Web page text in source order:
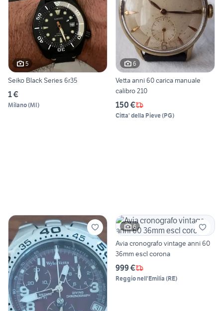
5
Seiko Black Series 6r35
1 €
Milano(MI)
6
Vetta anni 60 carica manuale
calibro 210
150 €
Citta' della Pieve(PG)
6
Avia cronografo vintage anni 60
36mm escl corona
999 €
Reggio nell'Emilia (RE)